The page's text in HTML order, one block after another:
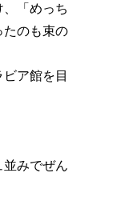
、「めっち
たのも束の
ア館を目
みでぜん